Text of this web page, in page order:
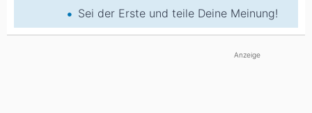
Sei der Erste und teile Deine Meinung!
Anzeige